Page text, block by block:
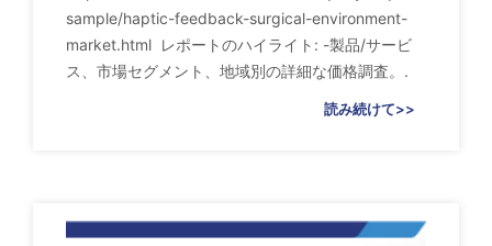
sample/haptic-feedback-surgical-environment-
market.html レポートのハイライト: -製品/サービ
ス、市場セグメント、地域別の詳細な価格調査。.
読み続けて>>